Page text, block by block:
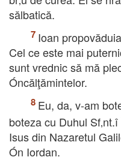
sălbatică.
Ioan
Cel ce este mai
sunt vrednic să mă
Óncălţămintelor.
Eu, da, v-am
boteza cu Duhul Sf‚nt.î
Isus din Nazaretul
Ón Iordan.